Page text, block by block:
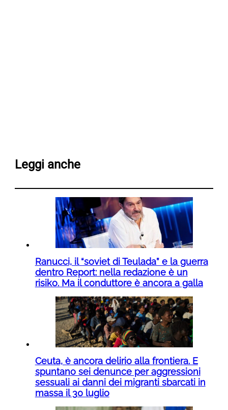
Leggi anche
Ranucci, il “soviet di Teulada” e la guerra
dentro Report: nella redazione è un
risiko. Ma il conduttore è ancora a galla
Ceuta, è ancora delirio alla frontiera. E
spuntano sei denunce per aggressioni
sessuali ai danni dei migranti sbarcati in
massa il 30 luglio